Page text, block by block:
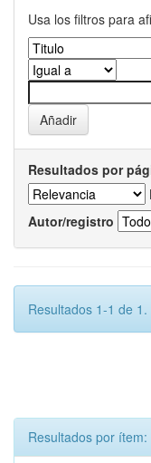
Usa los filtros para
Resultados por
Autor/registro
Resultados 1-1 de 1.
Resultados por ítem: